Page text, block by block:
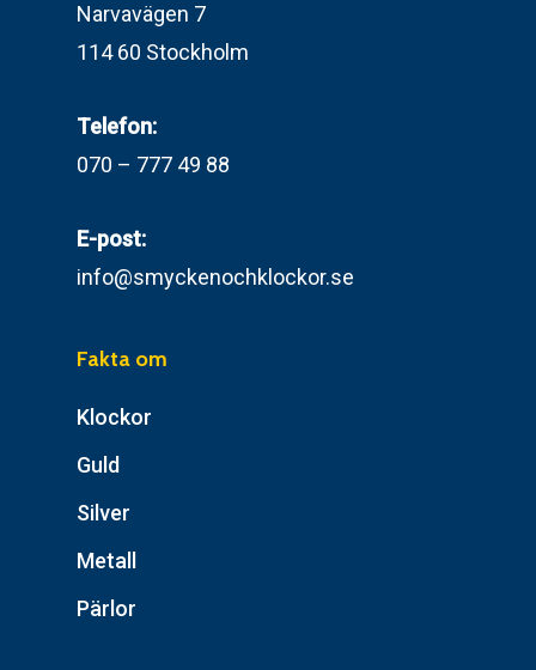
Narvavägen 7
114 60 Stockholm
Telefon:
070 – 777 49 88
E-post:
info@smyckenochklockor.se
Fakta om
Klockor
Guld
Silver
Metall
Pärlor